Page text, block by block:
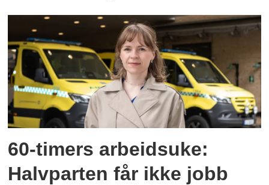
60-timers arbeidsuke:
Halvparten får ikke jobb